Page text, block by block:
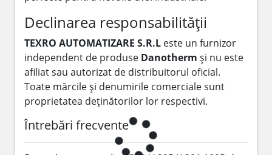
Declinarea responsabilității
TEXRO AUTOMATIZARE S.R.L este un furnizor
independent de produse Danotherm și nu este
afiliat sau autorizat de distribuitorul oficial.
Toate mărcile și denumirile comerciale sunt
proprietatea deținătorilor lor respectivi.
Întrebări frecvente